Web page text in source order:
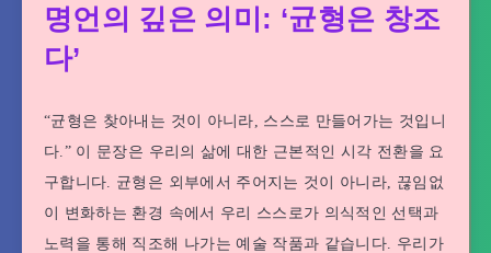
명언의 깊은 의미: ‘균형은 창조
다’
“균형은 찾아내는 것이 아니라, 스스로 만들어가는 것입니
다.” 이 문장은 우리의 삶에 대한 근본적인 시각 전환을 요
구합니다. 균형은 외부에서 주어지는 것이 아니라, 끊임없
이 변화하는 환경 속에서 우리 스스로가 의식적인 선택과
노력을 통해 직조해 나가는 예술 작품과 같습니다. 우리가